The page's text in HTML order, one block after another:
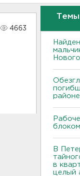
4663
Темы
В
в
целый